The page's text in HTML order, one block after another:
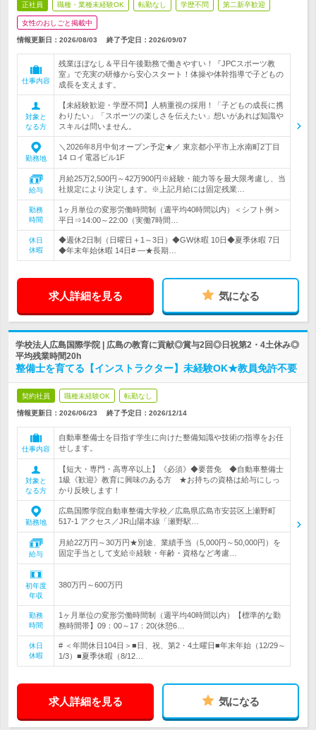
正社員 職種・業種未経験OK 転勤なし 学歴不問 第二新卒歓迎
女性のおしごと掲載中
情報更新日：2026/08/03 終了予定日： 2026/09/07
仕事内容
残業ほぼなし＆平日午後勤務で働きやすい！『JPCスポーツ教
室』で充実の研修から安心スタート！体操や体幹指導で子どもの
成長を支えます。
対象と
なる方
【未経験歓迎・学歴不問】人柄重視の採用！「子どもの成長に携
わりたい」「スポーツの楽しさを伝えたい」想いがあれば知識や
スキルは問いません。
勤務地
＼2026年8月中旬オープン予定★／ 東京都小平市上水南町2丁目
14 ロイ電器ビル1F
給与
月給25万2,500円～42万900円※経験・能力等を最大限考慮し、当
社規定により決定します。※上記月給には固定残業…
勤務
時間
1ヶ月単位の変形労働時間制（週平均40時間以内）＜シフト例＞
平日⇒14:00～22:00（実働7時間…
休日
休暇
◆週休2日制（日曜日＋1～3日）◆GW休暇 10日◆夏季休暇 7日
◆年末年始休暇 14日# ―★長期…
求人詳細を見る 気になる
学校法人広島国際学院 | 広島の教育に貢献◎賞与2回◎日祝第2・4土休み◎
平均残業時間20h
整備士を育てる【インストラクター】未経験OK★教員免許不要
契約社員 職種未経験OK 転勤なし
情報更新日：2026/06/23 終了予定日： 2026/12/14
仕事内容
自動車整備士を目指す学生に向けた整備知識や技術の指導をお任
せします。
対象と
なる方
【短大・専門・高専卒以上】《必須》◆要普免 ◆自動車整備士
1級《歓迎》教育に興味のある方 ★お持ちの資格は給与にしっ
かり反映します！
勤務地
広島国際学院自動車整備大学校／広島県広島市安芸区上瀬野町
517-1 アクセス／JR山陽本線「瀬野駅…
給与
月給22万円～30万円★別途、業績手当（5,000円～50,000円）を
固定手当として支給※経験・年齢・資格など考慮…
初年度
年収
380万円～600万円
勤務
時間
1ヶ月単位の変形労働時間制（週平均40時間以内）【標準的な勤
務時間帯】09：00～17：20(休憩6…
休日
休暇
# ＜年間休日104日＞■日、祝、第2・4土曜日■年末年始（12/29～
1/3）■夏季休暇（8/12…
求人詳細を見る 気になる